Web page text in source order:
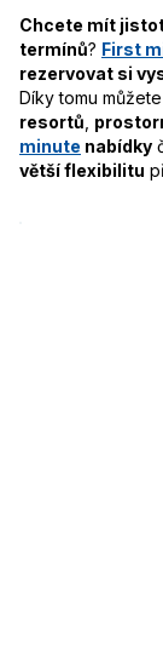
Chcete mít
termínů? First
rezervovat si
Díky tomu
resortů
minute nabídky
větší flexibilitu